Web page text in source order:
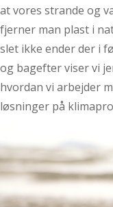
at vores strande og
fjerner man plast i
slet ikke ender der i
og bagefter viser vi
hvordan vi arbejder
løsninger på